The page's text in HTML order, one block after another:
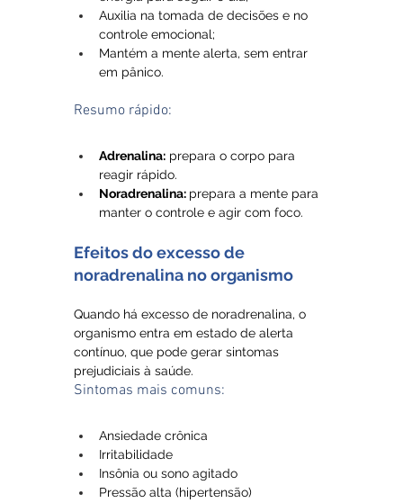
Auxilia na tomada de decisões e no
controle emocional;
Mantém a mente alerta, sem entrar
em pânico.
Resumo rápido:
Adrenalina: prepara o corpo para
reagir rápido.
Noradrenalina: prepara a mente para
manter o controle e agir com foco.
Efeitos do excesso de
noradrenalina no organismo
Quando há excesso de noradrenalina, o
organismo entra em estado de alerta
contínuo, que pode gerar sintomas
prejudiciais à saúde.
Sintomas mais comuns:
Ansiedade crônica
Irritabilidade
Insônia ou sono agitado
Pressão alta (hipertensão)